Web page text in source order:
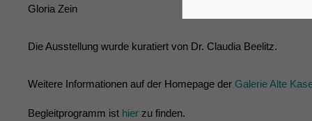
Gloria Zein
Die Ausstellung wurde kuratiert von Dr. Claudia Beelitz.
Weitere Informationen auf der Homepage der Galerie Alte
Begleitprogramm ist hier zu finden.